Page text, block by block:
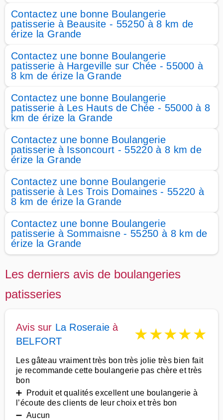
Contactez une bonne Boulangerie
patisserie à Beausite - 55250 à 8 km de
érize la Grande
Contactez une bonne Boulangerie
patisserie à Hargeville sur Chée - 55000 à
8 km de érize la Grande
Contactez une bonne Boulangerie
patisserie à Les Hauts de Chée - 55000 à 8
km de érize la Grande
Contactez une bonne Boulangerie
patisserie à Issoncourt - 55220 à 8 km de
érize la Grande
Contactez une bonne Boulangerie
patisserie à Les Trois Domaines - 55220 à
8 km de érize la Grande
Contactez une bonne Boulangerie
patisserie à Sommaisne - 55250 à 8 km de
érize la Grande
Les derniers avis de boulangeries
patisseries
Avis sur La Roseraie à
BELFORT
★★★★★
Les gâteau vraiment très bon très jolie très bien fait
je recommande cette boulangerie pas chère et très
bon
➕ Produit et qualités excellent une boulangerie à
l’écoute des clients de leur choix et très bon
➖ Aucun